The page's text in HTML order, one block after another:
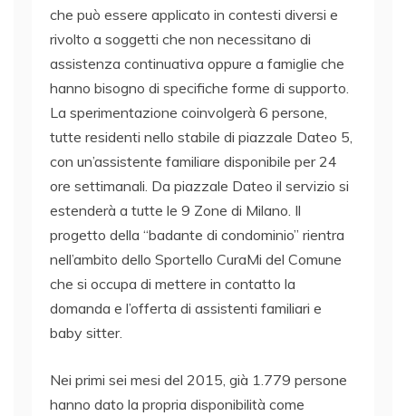
che può essere applicato in contesti diversi e
rivolto a soggetti che non necessitano di
assistenza continuativa oppure a famiglie che
hanno bisogno di specifiche forme di supporto.
La sperimentazione coinvolgerà 6 persone,
tutte residenti nello stabile di piazzale Dateo 5,
con un’assistente familiare disponibile per 24
ore settimanali. Da piazzale Dateo il servizio si
estenderà a tutte le 9 Zone di Milano. Il
progetto della “badante di condominio” rientra
nell’ambito dello Sportello CuraMi del Comune
che si occupa di mettere in contatto la
domanda e l’offerta di assistenti familiari e
baby sitter.
Nei primi sei mesi del 2015, già 1.779 persone
hanno dato la propria disponibilità come